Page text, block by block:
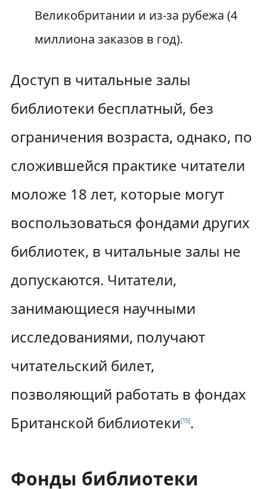
Великобритании и из-за рубежа (4
миллиона заказов в год).
Доступ в читальные залы
библиотеки бесплатный, без
ограничения возраста, однако, по
сложившейся практике читатели
моложе 18 лет, которые могут
воспользоваться фондами других
библиотек, в читальные залы не
допускаются. Читатели,
занимающиеся научными
исследованиями, получают
читательский билет,
позволяющий работать в фондах
Британской библиотеки[15].
Фонды библиотеки